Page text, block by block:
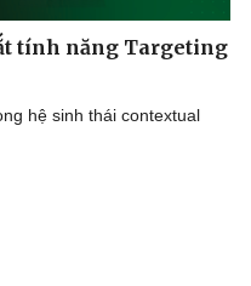
tính năng Targeting
hệ sinh thái contextual